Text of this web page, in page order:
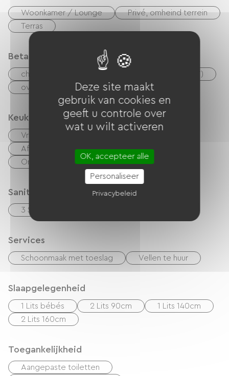
Woonkamer / Lounge
Privé, omheind terrein
Terras
Betaalmethoden
checks
Vakantiebonnen (ANCV)
overdracht
Keuken
Vriezer
Afzuigkap
Vier
Magnetron
Onafhankelijke keuken
Sanitair
3 Salle d'eau (douche)
Services
Schoonmaak met toeslag Vellen te huur
Slaapgelegenheid
1 Lits bébés 2 Lits 90cm
1 Lits 140cm
2 Lits 160cm
Toegankelijkheid
Aangepaste toiletten
Deze site maakt
gebruik van cookies en
geeft u controle over
wat u wilt activeren
OK, accepteer alle
Personaliseer
Privacybeleid